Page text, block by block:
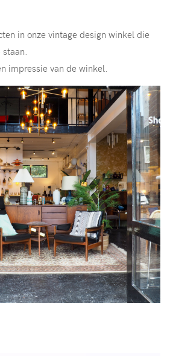
in onze vintage design winkel die
impressie van de winkel.